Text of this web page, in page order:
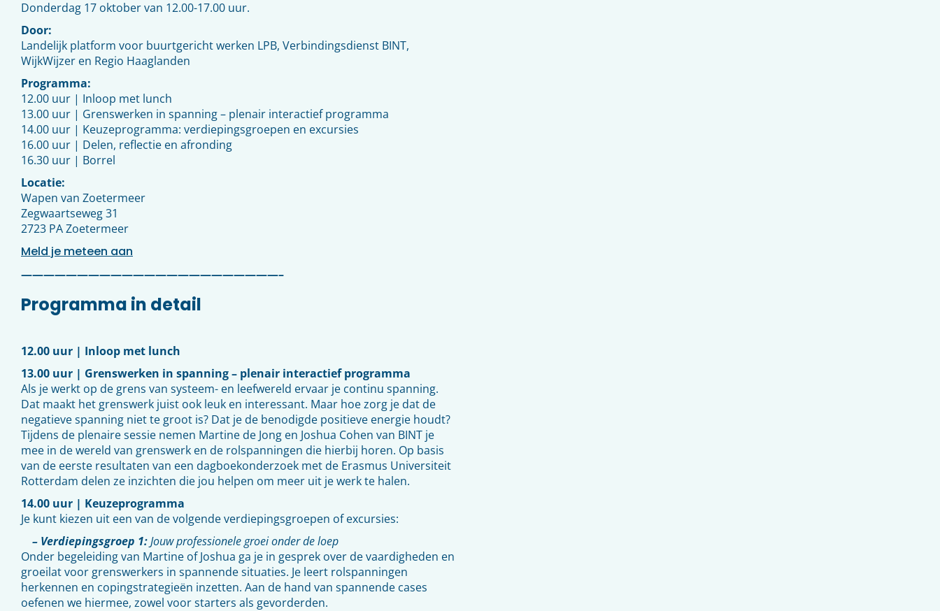
Donderdag 17 oktober van 12.00-17.00 uur.
Door:
Landelijk platform voor buurtgericht werken LPB, Verbindingsdienst BINT,
WijkWijzer en Regio Haaglanden
Programma:
12.00 uur | Inloop met lunch
13.00 uur | Grenswerken in spanning – plenair interactief programma
14.00 uur | Keuzeprogramma: verdiepingsgroepen en excursies
16.00 uur | Delen, reflectie en afronding
16.30 uur | Borrel
Locatie:
Wapen van Zoetermeer
Zegwaartseweg 31
2723 PA Zoetermeer
Meld je meteen aan
———————————————————————–
Programma in detail
12.00 uur | Inloop met lunch
13.00 uur | Grenswerken in spanning – plenair interactief programma
Als je werkt op de grens van systeem- en leefwereld ervaar je continu spanning.
Dat maakt het grenswerk juist ook leuk en interessant. Maar hoe zorg je dat de
negatieve spanning niet te groot is? Dat je de benodigde positieve energie houdt?
Tijdens de plenaire sessie nemen Martine de Jong en Joshua Cohen van BINT je
mee in de wereld van grenswerk en de rolspanningen die hierbij horen. Op basis
van de eerste resultaten van een dagboekonderzoek met de Erasmus Universiteit
Rotterdam delen ze inzichten die jou helpen om meer uit je werk te halen.
14.00 uur | Keuzeprogramma
Je kunt kiezen uit een van de volgende verdiepingsgroepen of excursies:
– Verdiepingsgroep 1:Jouw professionele groei onder de loep
Onder begeleiding van Martine of Joshua ga je in gesprek over de vaardigheden en
groeilat voor grenswerkers in spannende situaties. Je leert rolspanningen
herkennen en copingstrategieën inzetten. Aan de hand van spannende cases
oefenen we hiermee, zowel voor starters als gevorderden.